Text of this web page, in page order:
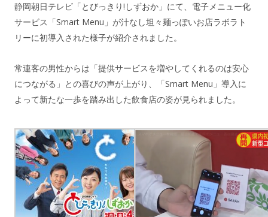
静岡朝日テレビ「とびっきり!しずおか」にて、電子メニュー化
サービス「Smart Menu」が汁なし坦々麺っぽいお店ラボラト
リーに初導入された様子が紹介されました。
常連客の男性からは「提供サービスを増やしてくれるのは安心
につながる」との喜びの声が上がり、「Smart Menu」導入に
よって新たな一歩を踏み出した飲食店の姿が見られました。